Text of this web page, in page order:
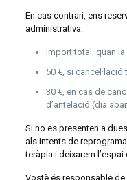
En cas contrari, ens
administrativa:
Import total, quan la
50 €, si
30 €, en cas de
d’antelació (dia
Si no es presenten a
als intents de
teràpia i deixarem
Vostè és responsable